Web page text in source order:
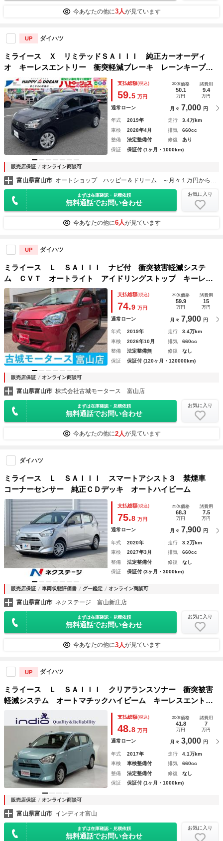
今あなたの他に3人が見ています
UP ダイハツ
ミライース Ｘ リミテッドＳＡＩＩＩ 純正カーオーディ
オ キーレスエントリー 衝突軽減ブレーキ レーンキープア
シスト アイドリングストップ オートハイビーム ＬＥＤヘ
ッドライト Ｂｌｕｅｔｏｏｔｈオーディオ ドラレコ前後
電動格納ミラー
支払総額(税込)
59.5 万円
本体価格
50.1
万円
諸費用
9.4
万円
通常ローン 月々 7,000 円
年式 2019年 走行
3.4万km
車検
2028年4月 排気
660cc
整備
法定整備付 修復
あり
保証
保証付 (1ヶ月・1000km)
販売店保証 オンライン商談可
富山県富山市
まずは在庫確認・見積依頼
無料通話でお問い合わせ
お気に入り
今あなたの他に6人が見ています
UP ダイハツ
ミライース Ｌ ＳＡＩＩＩ ナビ付 衝突被害軽減システ
ム ＣＶＴ オートライト アイドリングストップ キーレス
エントリー コーナーセンサー エアバッグ ＡＢＳ パワー
ウィンドウ
支払総額(税込)
74.9 万円
本体価格
59.9
万円
諸費用
15
万円
通常ローン 月々 7,900 円
年式 2019年 走行
3.4万km
車検
2026年10月 排気
660cc
整備
法定整備無 修復
なし
保証
保証付 (120ヶ月・120000km)
販売店保証 オンライン商談可
富山県富山市 株式会社古城モータース 富山店
まずは在庫確認・見積依頼
無料通話でお問い合わせ
お気に入り
今あなたの他に2人が見ています
ダイハツ
ミライース Ｌ ＳＡＩＩＩ スマートアシスト３ 禁煙車
コーナーセンサー 純正ＣＤデッキ オートハイビーム
支払総額(税込)
75.8 万円
本体価格
68.3
万円
諸費用
7.5
万円
通常ローン 月々 7,900 円
年式 2020年 走行
3.2万km
車検
2027年3月 排気
660cc
整備
法定整備付 修復
なし
保証
保証付 (3ヶ月・3000km)
販売店保証 車両状態評価書 グー鑑定 オンライン商談可
富山県富山市 ネクステージ 富山新庄店
まずは在庫確認・見積依頼
無料通話でお問い合わせ
お気に入り
今あなたの他に3人が見ています
UP ダイハツ
ミライース Ｌ ＳＡＩＩＩ クリアランスソナー 衝突被害
軽減システム オートマチックハイビーム キーレスエントリ
ー アイドリングストップ ＣＶＴ 盗難防止システム ＡＢ
Ｓ ＥＳＣ ＣＤ ミュージックプレイヤー接続可
支払総額(税込)
48.8 万円
本体価格
41.8
万円
諸費用
7
万円
通常ローン 月々 3,000 円
年式 2017年 走行
4.1万km
車検
車検整備付 排気
660cc
整備
法定整備付 修復
なし
保証
保証付 (1ヶ月・1000km)
販売店保証 オンライン商談可
富山県富山市 インディオ富山
まずは在庫確認・見積依頼
無料通話でお問い合わせ
お気に入り